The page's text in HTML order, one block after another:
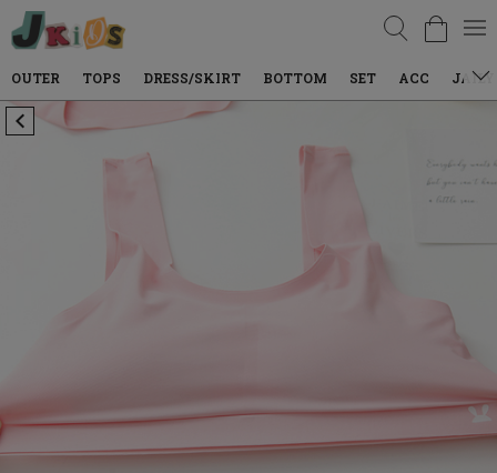
검색
TOPS DRESS/SKIRT BOTTOM SET ACC JAILY WEAR